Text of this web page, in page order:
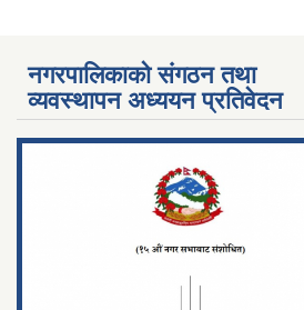
files/documents/Al...
नगरपालिकाको संगठन तथा
व्यवस्थापन अध्ययन प्रतिवेदन